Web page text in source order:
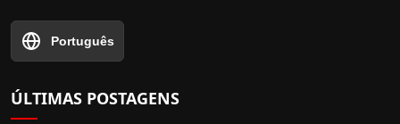
Português
ÚLTIMAS POSTAGENS